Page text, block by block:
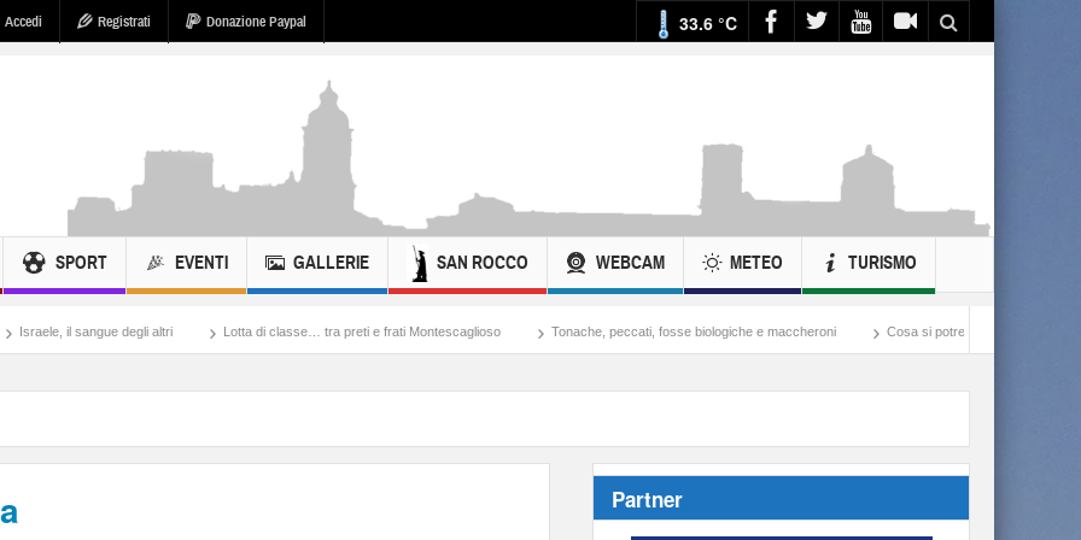
Accedi Registrati Donazione Paypal 33.6 °C
SPORT EVENTI GALLERIE SAN ROCCO WEBCAM METEO TURISMO
Lotta di classe… tra preti e frati Montescaglioso Tonache, peccati, fosse biologiche e maccheroni Cosa si potrebbe fare con ciò che si spende nella guerra all’Iran
Partner